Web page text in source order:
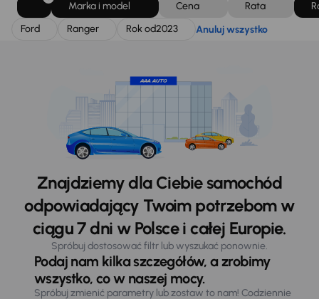
Marka i model Cena Rata
Ford
Ranger Rok od2023 Anuluj wszystko
Znajdziemy dla Ciebie samochód
odpowiadający Twoim potrzebom w
ciągu 7 dni w Polsce i całej Europie.
Spróbuj dostosować filtr lub wyszukać ponownie.
Podaj nam kilka szczegółów, a zrobimy
wszystko, co w naszej mocy.
Spróbuj zmienić parametry lub zostaw to nam! Codziennie